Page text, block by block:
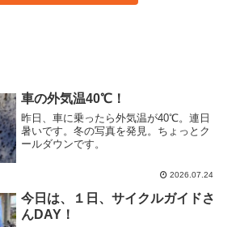
車の外気温40℃！
昨日、車に乗ったら外気温が40℃。連日
暑いです。冬の写真を発見。ちょっとク
ールダウンです。
2026.07.24
今日は、１日、サイクルガイドさ
んDAY！